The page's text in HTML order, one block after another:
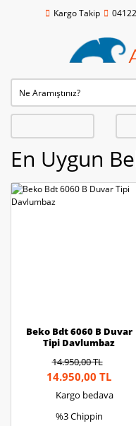
Kargo Takip
En Uygun
Beko Bdt 6060 B Duvar
Tipi Davlumbaz
14.950,00 TL
14.950,00 TL
Kargo bedava
%3 Chippin